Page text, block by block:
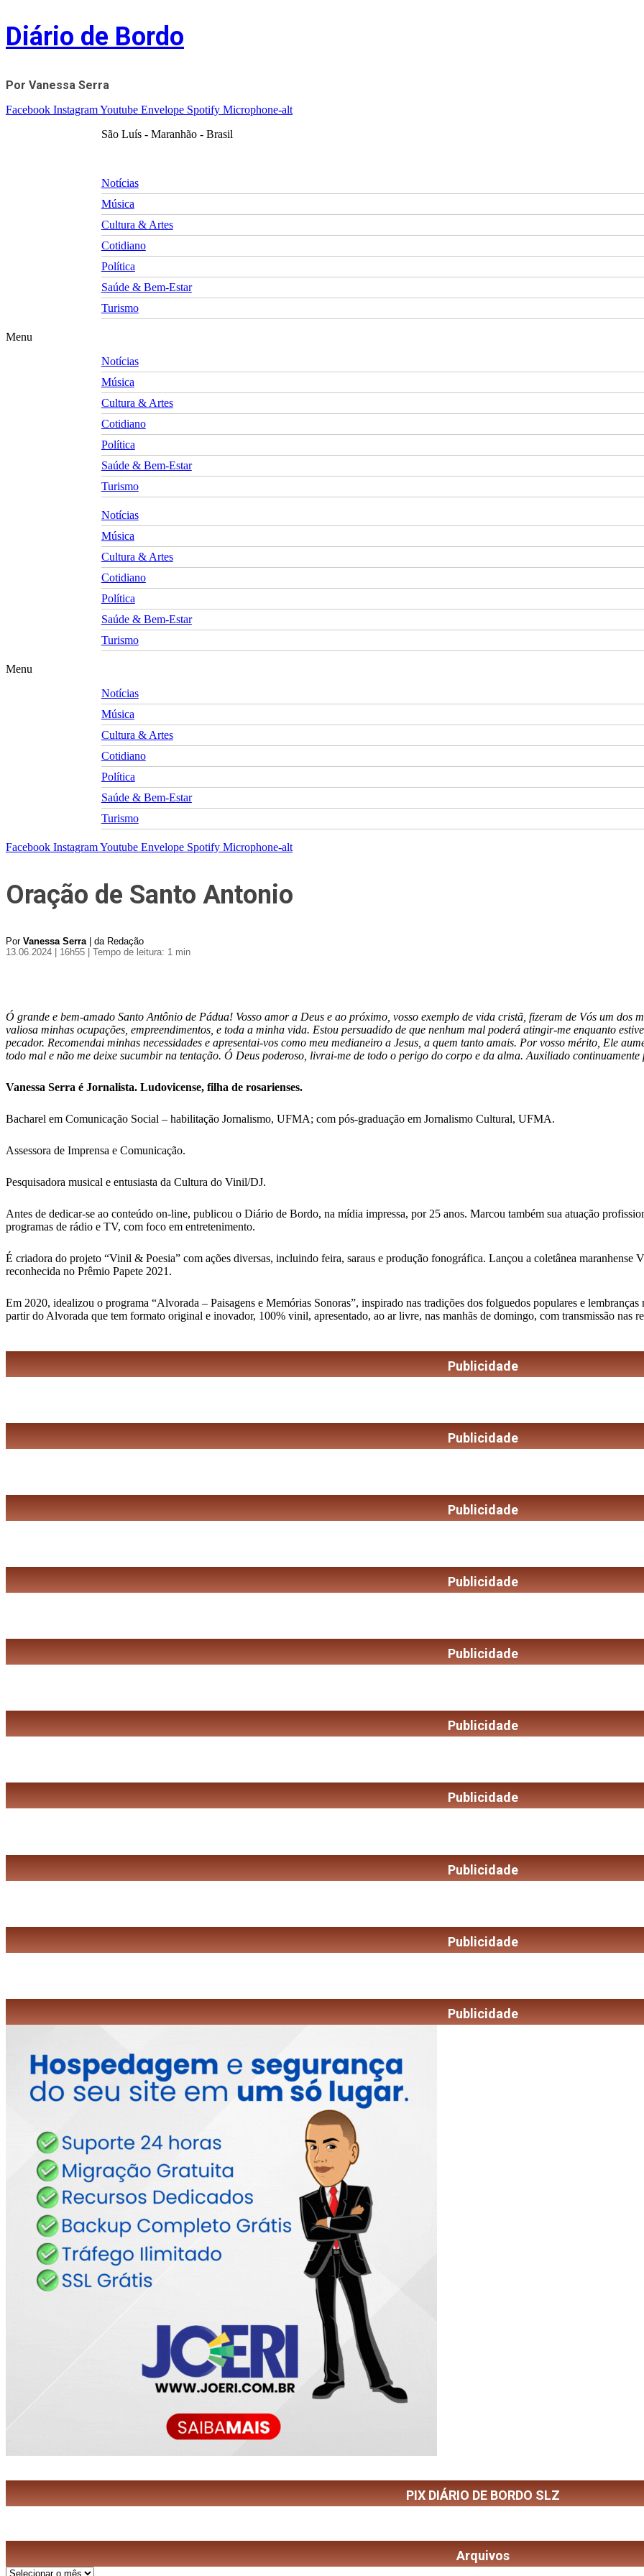
Skip
to
content
Diário de Bordo
Por Vanessa Serra
Facebook InstagramYoutube Envelope Spotify Microphone-alt
São Luís - Maranhão - Brasil
Notícias
Música
Cultura & Artes
Cotidiano
Política
Saúde & Bem-Estar
Turismo
Menu
Notícias
Música
Cultura & Artes
Cotidiano
Política
Saúde & Bem-Estar
Turismo
Notícias
Música
Cultura & Artes
Cotidiano
Política
Saúde & Bem-Estar
Turismo
Menu
Notícias
Música
Cultura & Artes
Cotidiano
Política
Saúde & Bem-Estar
Turismo
Facebook InstagramYoutube Envelope Spotify Microphone-alt
Oração de Santo Antonio
Por Vanessa Serra| da Redação
13.06.2024 | 16h55
| Tempo de leitura: 1 min
Ó grande e bem-amado Santo Antônio de Pádua! Vosso amor a Deus e ao próximo, vosso exemplo de vida cristã, fizeram de Vós um dos
valiosa minhas ocupações, empreendimentos, e toda a minha vida. Estou persuadido de que nenhum mal poderá atingir-me enquanto
pecador. Recomendai minhas necessidades e apresentai-vos como meu medianeiro a Jesus, a quem tanto amais. Por vosso mérito, Ele
todo mal e não me deixe sucumbir na tentação. Ó Deus poderoso, livrai-me de todo o perigo do corpo e da alma. Auxiliado
Vanessa Serra é Jornalista. Ludovicense, filha de rosarienses.
Bacharel em Comunicação Social – habilitação Jornalismo, UFMA; com pós-graduação em Jornalismo Cultural, UFMA.
Assessora de Imprensa e Comunicação.
Pesquisadora musical e entusiasta da Cultura do Vinil/DJ.
Antes de dedicar-se ao conteúdo on-line, publicou o Diário de Bordo, na mídia impressa, por 25 anos. Marcou também sua atuação
programas de rádio e TV, com foco em entretenimento.
É criadora do projeto “Vinil & Poesia” com ações diversas, incluindo feira, saraus e produção fonográfica. Lançou a coletânea
reconhecida no Prêmio Papete 2021.
Em 2020, idealizou o programa “Alvorada – Paisagens e Memórias Sonoras”, inspirado nas tradições dos folguedos populares e
partir do Alvorada que tem formato original e inovador, 100% vinil, apresentado, ao ar livre, nas manhãs de domingo, com transmissão nas
Publicidade
Publicidade
Publicidade
Publicidade
Publicidade
Publicidade
Publicidade
Publicidade
Publicidade
Publicidade
PIX DIÁRIO DE BORDO SLZ
Arquivos
Arquivos